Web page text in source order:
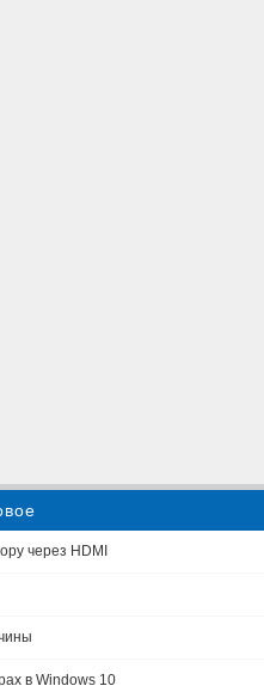
через HDMI
в Windows 10